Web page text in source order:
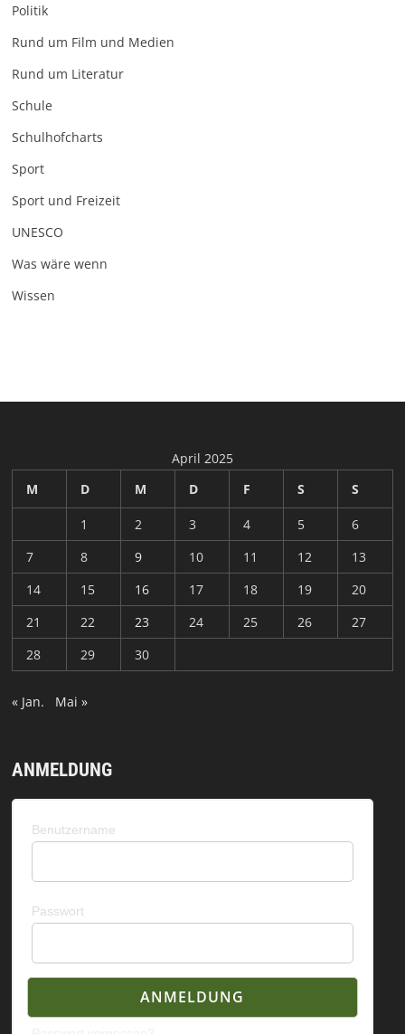
Politik
Rund um Film und Medien
Rund um Literatur
Schule
Schulhofcharts
Sport
Sport und Freizeit
UNESCO
Was wäre wenn
Wissen
April 2025
M
D M D F S S
1 2 3 4 5
6
7
8 9 10 11 12
13
14
15 16 17 18 19
20
21
22 23 24 25 26
27
28
29 30
« Jan. Mai »
ANMELDUNG
Benutzername
Passwort